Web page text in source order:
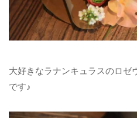
大好きなラナンキュラスのロゼ
です♪